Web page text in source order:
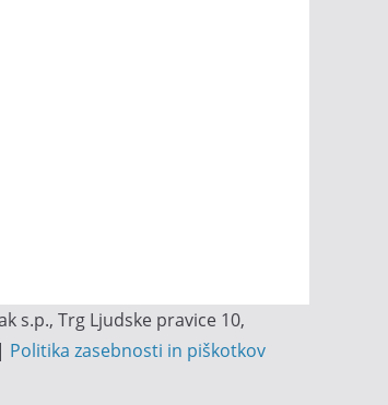
s.p., Trg Ljudske pravice 10,
| Politika zasebnosti in piškotkov